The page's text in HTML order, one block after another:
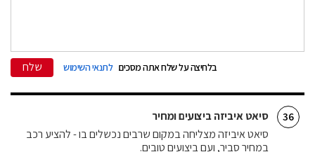
בלחיצה על שלח אתה מסכים לתנאי השימוש שלח
36 סיאט איביזה ביצועים ומחיר
סיאט איביזה מצליחה במקום שרבים נכשלים בו - להציע רכב
במחיר סביר, ועם ביצועים טובים.